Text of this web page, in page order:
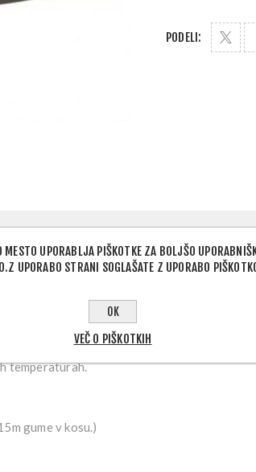
PODELI:
OPIS IZDELKA
raztezanja za 30 minut. Rezultati
raztezanja za optimalno elastičnost in
temperaturah.
gume v kosu.)
MESTO UPORABLJA PIŠKOTKE ZA BOLJŠO
UPORABO STRANI SOGLAŠATE Z UPORABO
OK
VEČ O PIŠKOTKIH